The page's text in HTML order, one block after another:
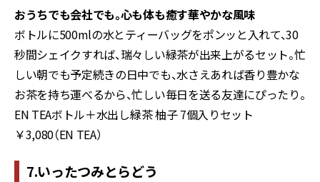
おうちでも会社でも。心も体も癒す華やかな風味
ボトルに500mlの水とティーバッグをポンッと入れて、30
秒間シェイクすれば、瑞々しい緑茶が出来上がるセット。忙
しい朝でも予定続きの日中でも、水さえあれば香り豊かな
お茶を持ち運べるから、忙しい毎日を送る友達にぴったり。
EN TEAボトル＋水出し緑茶 柚子 7個入りセット
￥3,080（EN TEA）
7.いったつみとらどう